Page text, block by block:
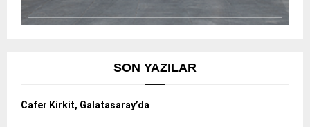
SON YAZILAR
Cafer Kirkit, Galatasaray’da